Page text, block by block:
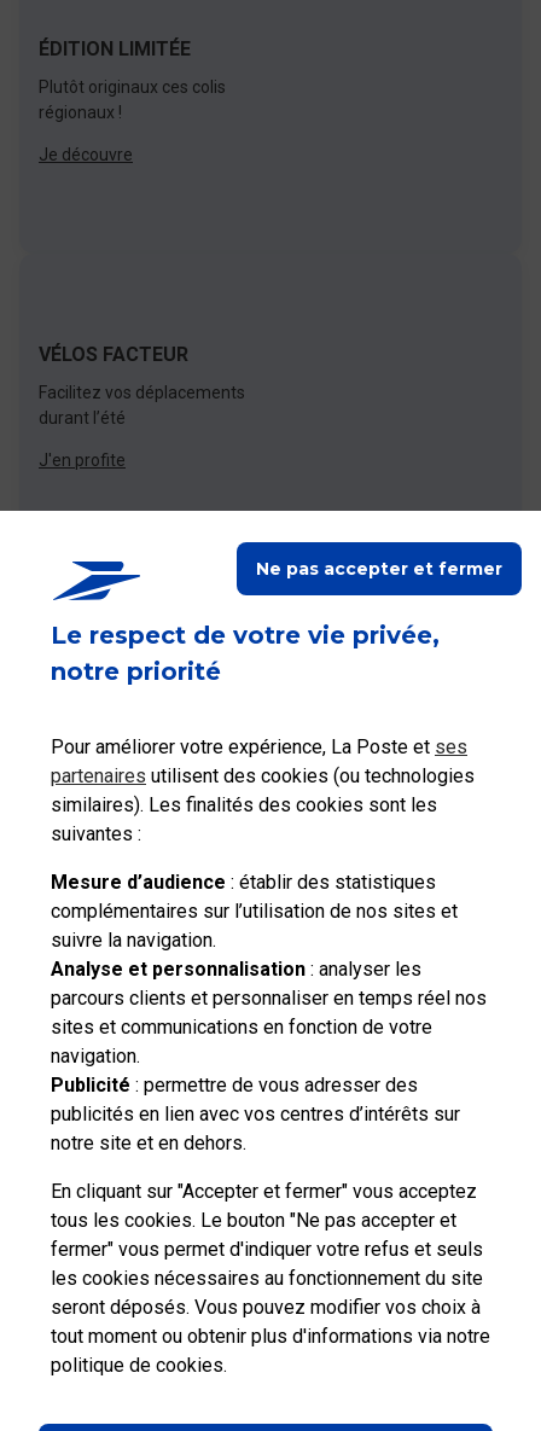
Le respect de votre vie privée,
notre priorité
Pour améliorer votre expérience, La Poste et ses
partenaires utilisent des cookies (ou technologies
similaires). Les finalités des cookies sont les
suivantes :
Mesure d’audience : établir des statistiques
complémentaires sur l’utilisation de nos sites et
suivre la navigation.
Analyse et personnalisation : analyser les
parcours clients et personnaliser en temps réel nos
sites et communications en fonction de votre
navigation.
Publicité : permettre de vous adresser des
publicités en lien avec vos centres d’intérêts sur
notre site et en dehors.
En cliquant sur "Accepter et fermer" vous acceptez
tous les cookies. Le bouton "Ne pas accepter et
fermer" vous permet d'indiquer votre refus et seuls
les cookies nécessaires au fonctionnement du site
seront déposés. Vous pouvez modifier vos choix à
tout moment ou obtenir plus d'informations via notre
politique de cookies.
Ne pas accepter et fermer
ÉDITION LIMITÉE
Plutôt originaux ces colis
régionaux !
Je découvre
VÉLOS FACTEUR
Facilitez vos déplacements
durant l’été
J'en profite
Accédez à toute l'assistance du Groupe La
Professionnels Entreprises et Collectivités